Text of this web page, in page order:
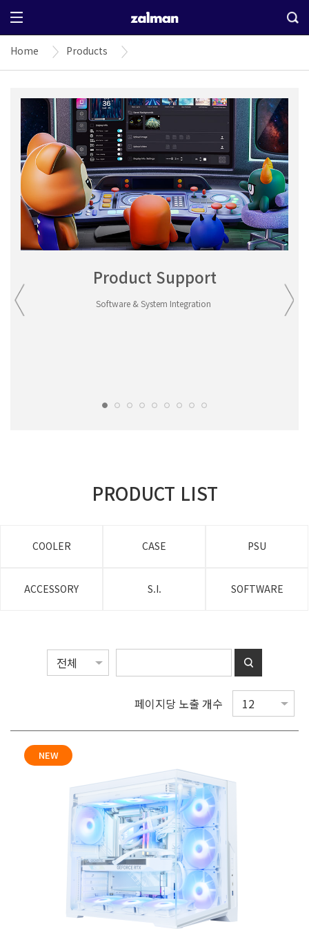
Home Products
Product Support
Software & System Integration
PRODUCT LIST
COOLER CASE PSU
ACCESSORY S.I. SOFTWARE
페이지당 노출 개수
NEW